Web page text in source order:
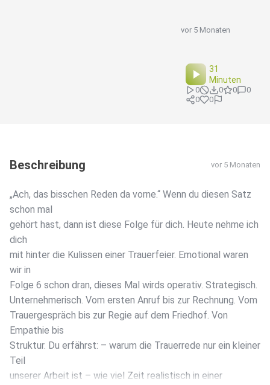
vor 5 Monaten
31
Minuten
0 0 0
0
0
0
Beschreibung vor 5 Monaten
„Ach, das bisschen Reden da vorne.“ Wenn du diesen Satz
schon mal
gehört hast, dann ist diese Folge für dich. Heute nehme ich
dich
mit hinter die Kulissen einer Trauerfeier. Emotional waren
wir in
Folge 6 schon dran, dieses Mal wirds operativ. Strategisch.
Unternehmerisch. Vom ersten Anruf bis zur Rechnung. Vom
Trauergespräch bis zur Regie auf dem Friedhof. Von
Empathie bis
Struktur. Du erfährst: – warum die Trauerrede nur ein kleiner
Teil
unserer Arbeit ist – wie viel Zeit realistisch in einer